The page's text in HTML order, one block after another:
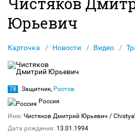
Юрьевич
Карточка Новости Видео
78 Защитник, Ростов
Россия
Имя: Чистяков Дмитрий Юрьевич /
Дата рождения: 13.01.1994